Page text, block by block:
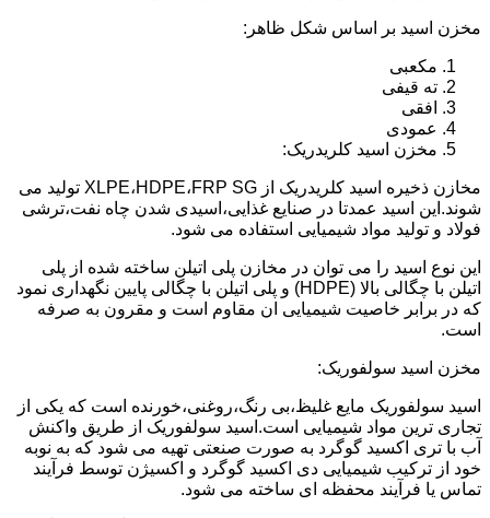
مخزن اسید بر اساس شکل ظاهر:
مکعبی
ته قیفی
افقی
عمودی
مخزن اسید کلریدریک:
مخازن ذخیره اسید کلریدریک از XLPE،HDPE،FRP SG تولید می
شوند.این اسید عمدتا در صنایع غذایی،اسیدی شدن چاه نفت،ترشی
فولاد و تولید مواد شیمیایی استفاده می شود.
این نوع اسید را می توان در مخازن پلی اتیلن ساخته شده از پلی
اتیلن با چگالی بالا (HDPE) و پلی اتیلن با چگالی پایین نگهداری نمود
که در برابر خاصیت شیمیایی ان مقاوم است و مقرون به صرفه
است.
مخزن اسید سولفوریک:
اسید سولفوریک مایع غلیظ،بی رنگ،روغنی،خورنده است که یکی از
تجاری ترین مواد شیمیایی است.اسید سولفوریک از طریق واکنش
آب با تری اکسید گوگرد به صورت صنعتی تهیه می شود که به نوبه
خود از ترکیب شیمیایی دی اکسید گوگرد و اکسیژن توسط فرآیند
تماس یا فرآیند محفظه ای ساخته می شود.